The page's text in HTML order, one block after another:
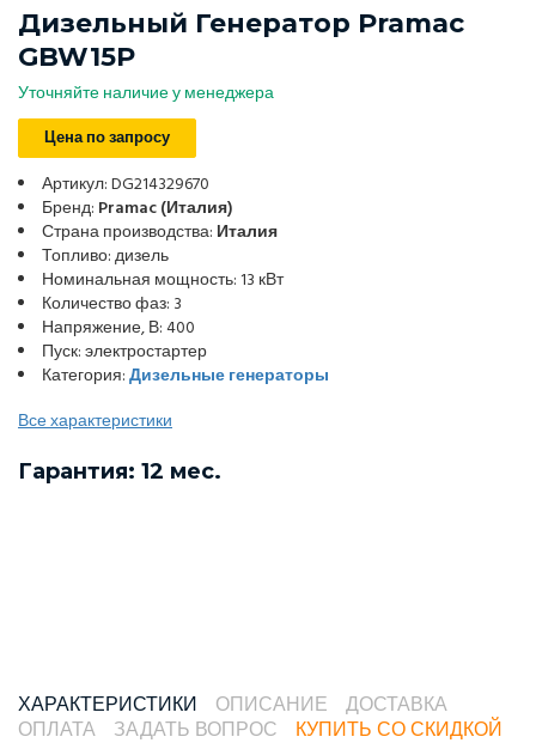
Дизельный Генератор Pramac
GBW15P
Уточняйте наличие у менеджера
Цена по запросу
Артикул: DG214329670
Бренд: Pramac (Италия)
Страна производства: Италия
Топливо: дизель
Номинальная мощность: 13 кВт
Количество фаз: 3
Напряжение, В: 400
Пуск: электростартер
Категория:Дизельные генераторы
Все характеристики
Гарантия: 12 мес.
ХАРАКТЕРИСТИКИ ОПИСАНИЕ
ДОСТАВКА
ОПЛАТА
ЗАДАТЬ ВОПРОС КУПИТЬ СО СКИДКОЙ